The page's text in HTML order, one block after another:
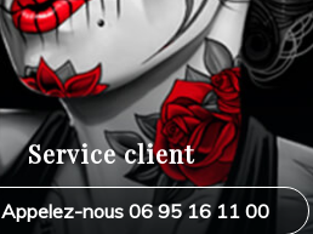
Service client
Appelez-nous 06 95 16 11 00